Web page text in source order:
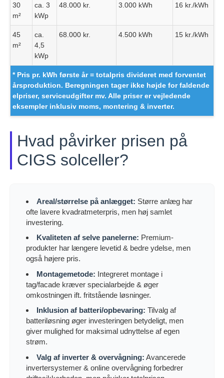
30
m²
ca. 3
kWp
48.000 kr. 3.000 kWh 16 kr./kWh
45
m²
ca.
4,5
kWp
68.000 kr. 4.500 kWh 15 kr./kWh
* Pris pr. kWh første år = totalpris divideret med forventet
årsproduktion. Beregningen tager ikke højde for faldende
elpriser, serviceudgifter mv. Alle priser er vejledende
eksempler inklusiv moms, montering & inverter.
Hvad påvirker prisen på
CIGS solceller?
Areal/størrelse på anlægget: Større anlæg har
ofte lavere kvadratmeterpris, men høj samlet
investering.
Kvaliteten af selve panelerne: Premium-
produkter har længere levetid & bedre ydelse, men
også højere pris.
Montagemetode: Integreret montage i
tag/facade kræver specialarbejde & øger
omkostningen ift. fritstående løsninger.
Inklusion af batteri/opbevaring: Tilvalg af
batteriløsning øger investeringen betydeligt, men
giver mulighed for maksimal udnyttelse af egen
strøm.
Valg af inverter & overvågning: Avancerede
invertersystemer & online overvågning forbedrer